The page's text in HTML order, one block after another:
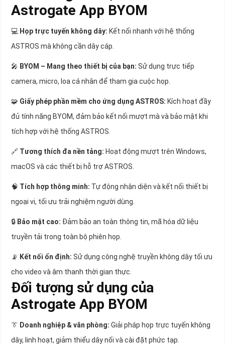
Astrogate App BYOM
💻 Họp trực tuyến không dây: Kết nối nhanh với hệ thống
ASTROS mà không cần dây cáp.
🎤 BYOM – Mang theo thiết bị của bạn: Sử dụng trực tiếp
camera, micro, loa cá nhân để tham gia cuộc họp.
🧩 Giấy phép phần mềm cho ứng dụng ASTROS: Kích hoạt đầy
đủ tính năng BYOM, đảm bảo kết nối mượt mà và bảo mật khi
tích hợp với hệ thống ASTROS.
🔗 Tương thích đa nền tảng: Hoạt động mượt trên Windows,
macOS và các thiết bị hỗ trợ ASTROS.
🧠 Tích hợp thông minh: Tự động nhận diện và kết nối thiết bị
ngoại vi, tối ưu trải nghiệm người dùng.
🔒 Bảo mật cao: Đảm bảo an toàn thông tin, mã hóa dữ liệu
truyền tải trong toàn bộ phiên họp.
📡 Kết nối ổn định: Sử dụng công nghệ truyền không dây tối ưu
cho video và âm thanh thời gian thực.
Đối tượng sử dụng của
Astrogate App BYOM
👔 Doanh nghiệp & văn phòng: Giải pháp họp trực tuyến không
dây, linh hoạt, giảm thiểu dây nối và cài đặt phức tạp.